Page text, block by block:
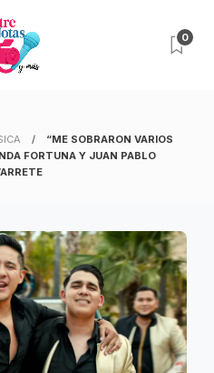
0
“ME SOBRARON VARIOS
FORTUNA Y JUAN PABLO